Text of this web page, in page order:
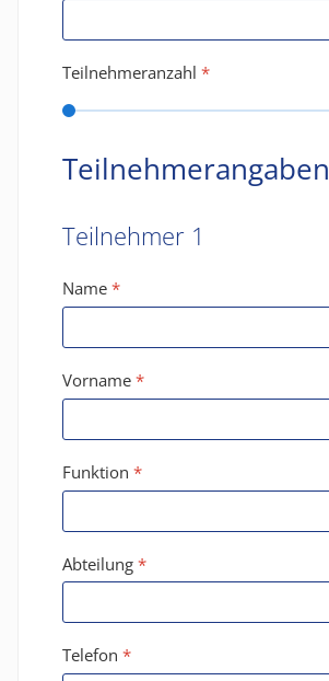
Teilnehmeranzahl *
Teilnehmerangaben
Teilnehmer 1
Name *
Vorname *
Funktion *
Abteilung *
Telefon *